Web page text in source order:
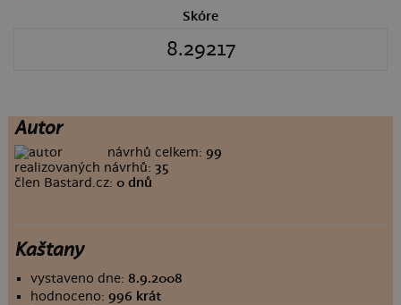
Skóre
8.29217
Autor
návrhů celkem:99
realizovaných návrhů: 35
člen Bastard.cz:0 dnů
Kaštany
vystaveno dne:8.9.2008
hodnoceno:996 krát